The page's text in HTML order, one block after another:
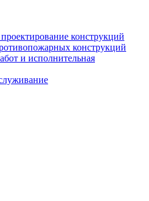
конструкций
конструкций
и исполнительная